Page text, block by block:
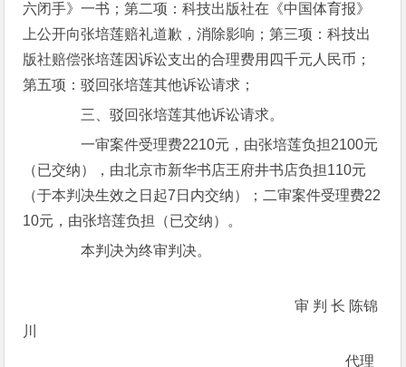
六闭手》一书；第二项：科技出版社在《中国体育报》
上公开向张培莲赔礼道歉，消除影响；第三项：科技出
版社赔偿张培莲因诉讼支出的合理费用四千元人民币；
第五项：驳回张培莲其他诉讼请求；
三、驳回张培莲其他诉讼请求。
一审案件受理费2210元，由张培莲负担2100元
（已交纳），由北京市新华书店王府井书店负担110元
（于本判决生效之日起7日内交纳）；二审案件受理费22
10元，由张培莲负担（已交纳）。
本判决为终审判决。
审 判 长 陈锦
川
代理